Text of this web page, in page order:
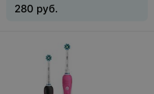
280 руб.